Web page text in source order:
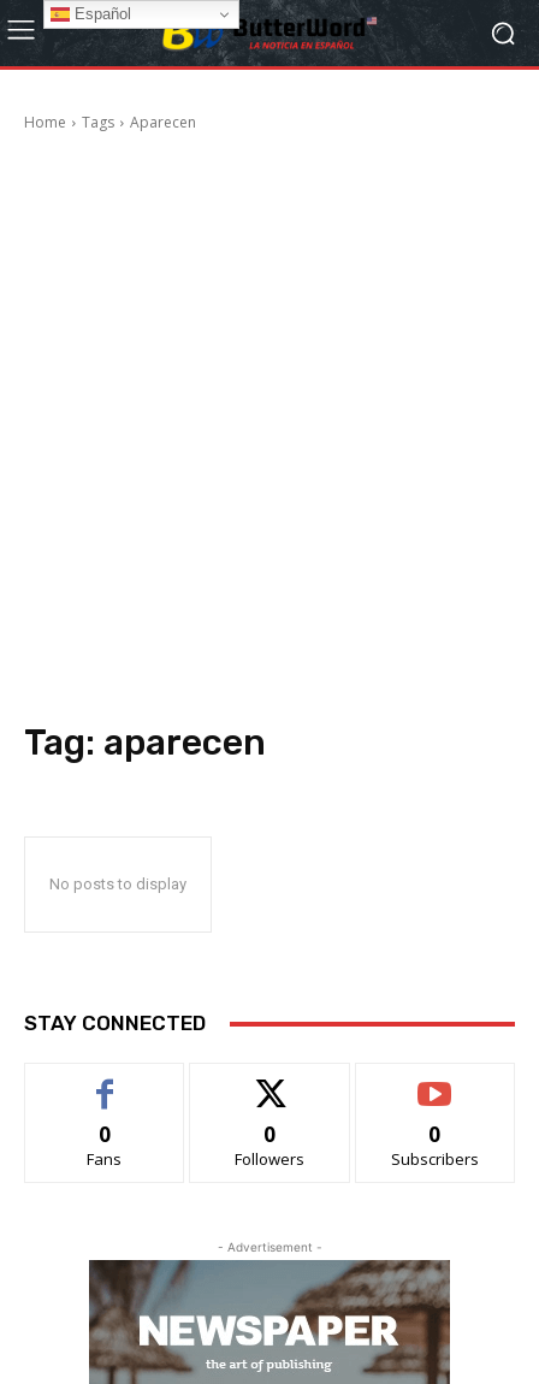
Home Tags Aparecen
Tag: aparecen
No posts to display
STAY CONNECTED
0
Fans
0
Followers
0
Subscribers
- Advertisement -
Español